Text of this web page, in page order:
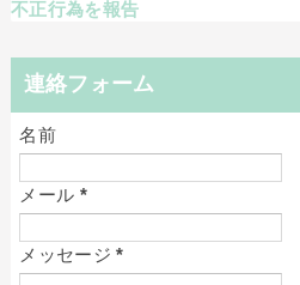
不正行為を報告
連絡フォーム
名前
メール *
メッセージ*